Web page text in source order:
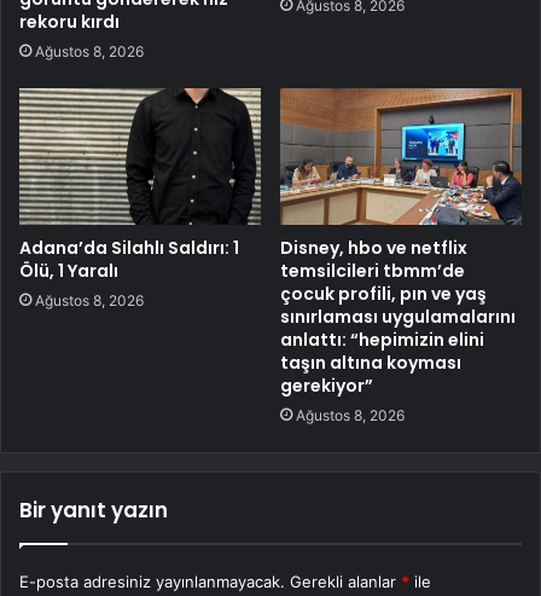
rekoru kırdı
Ağustos 8, 2026
Ağustos 8, 2026
Adana’da Silahlı Saldırı: 1
Ölü, 1 Yaralı
Ağustos 8, 2026
Disney, hbo ve netflix
temsilcileri tbmm’de
çocuk profili, pın ve yaş
sınırlaması uygulamalarını
anlattı: “hepimizin elini
taşın altına koyması
gerekiyor”
Ağustos 8, 2026
Bir yanıt yazın
E-posta adresiniz yayınlanmayacak. Gerekli alanlar * ile